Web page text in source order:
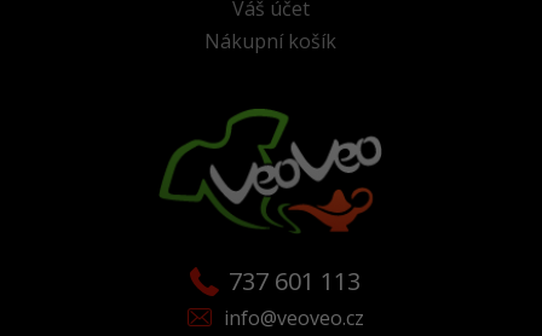
Váš účet
Nákupní košík
737 601 113
info@veoveo.cz